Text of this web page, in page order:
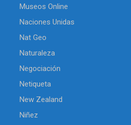
Museos Online
Naciones Unidas
Nat Geo
Naturaleza
Negociación
Netiqueta
New Zealand
Niñez